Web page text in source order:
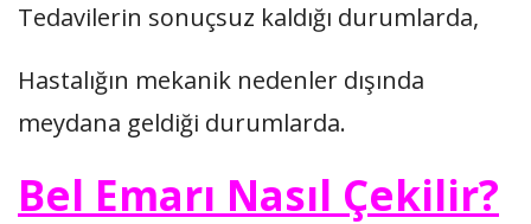
Tedavilerin sonuçsuz kaldığı durumlarda,
Hastalığın mekanik nedenler dışında
meydana geldiği durumlarda.
Bel Emarı Nasıl Çekilir?